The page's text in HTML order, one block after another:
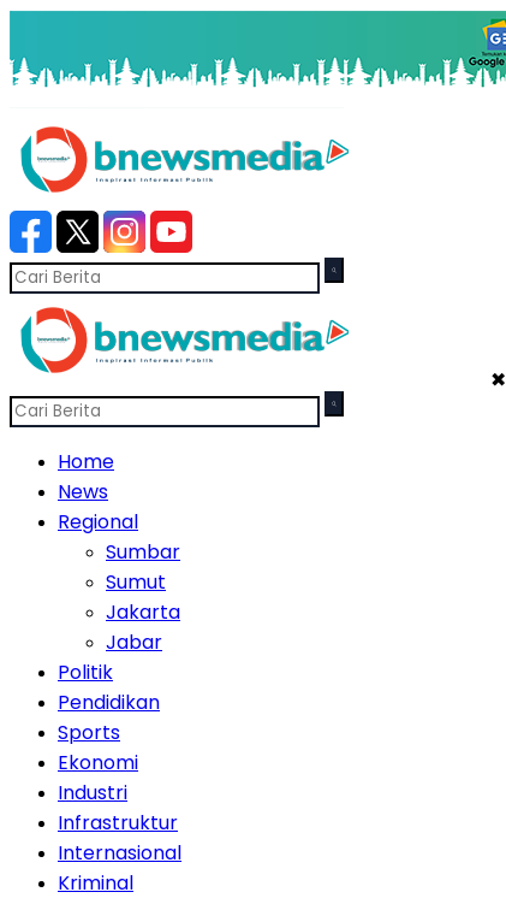
✖
Home
News
Regional
Sumbar
Sumut
Jakarta
Jabar
Politik
Pendidikan
Sports
Ekonomi
Industri
Infrastruktur
Internasional
Kriminal